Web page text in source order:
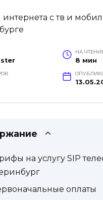
НА
8 мин
на услугу SIP
оплаты